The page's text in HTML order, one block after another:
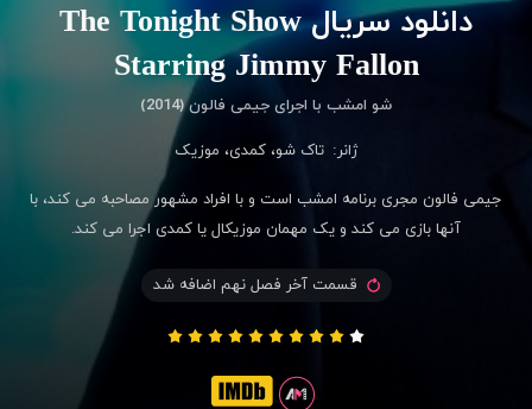
دانلود سریال The Tonight Show
Starring Jimmy Fallon
شو امشب با اجرای جیمی فالون (2014)
ژانر: تاک شو، کمدی، موزیک
جیمی فالون مجری برنامه امشب است و با افراد مشهور مصاحبه می کند، با
آنها بازی می کند و یک مهمان موزیکال یا کمدی اجرا می کند.
قسمت آخر فصل نهم اضافه شد